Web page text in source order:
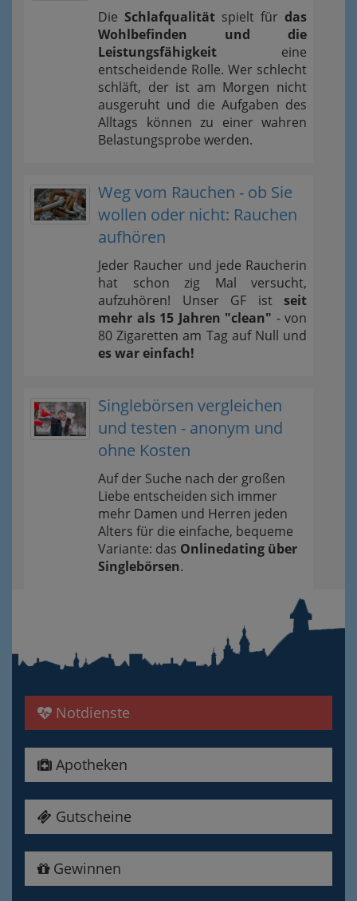
Die Schlafqualität spielt für das
Wohlbefinden und die
Leistungsfähigkeit eine
entscheidende Rolle. Wer schlecht
schläft, der ist am Morgen nicht
ausgeruht und die Aufgaben des
Alltags können zu einer wahren
Belastungsprobe werden.
Weg vom Rauchen - ob Sie
wollen oder nicht: Rauchen
aufhören
Jeder Raucher und jede Raucherin
hat schon zig Mal versucht,
aufzuhören! Unser GF ist seit
mehr als 15 Jahren "clean" - von
80 Zigaretten am Tag auf Null und
es war einfach!
Singlebörsen vergleichen
und testen - anonym und
ohne Kosten
Auf der Suche nach der großen
Liebe entscheiden sich immer
mehr Damen und Herren jeden
Alters für die einfache, bequeme
Variante: das Onlinedating über
Singlebörsen.
Notdienste
Apotheken
Gutscheine
Gewinnen